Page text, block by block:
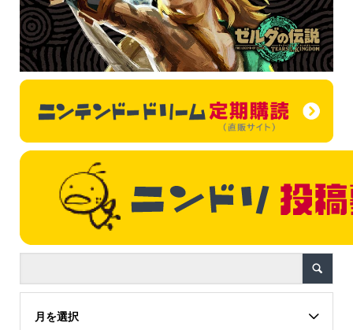
月を選択